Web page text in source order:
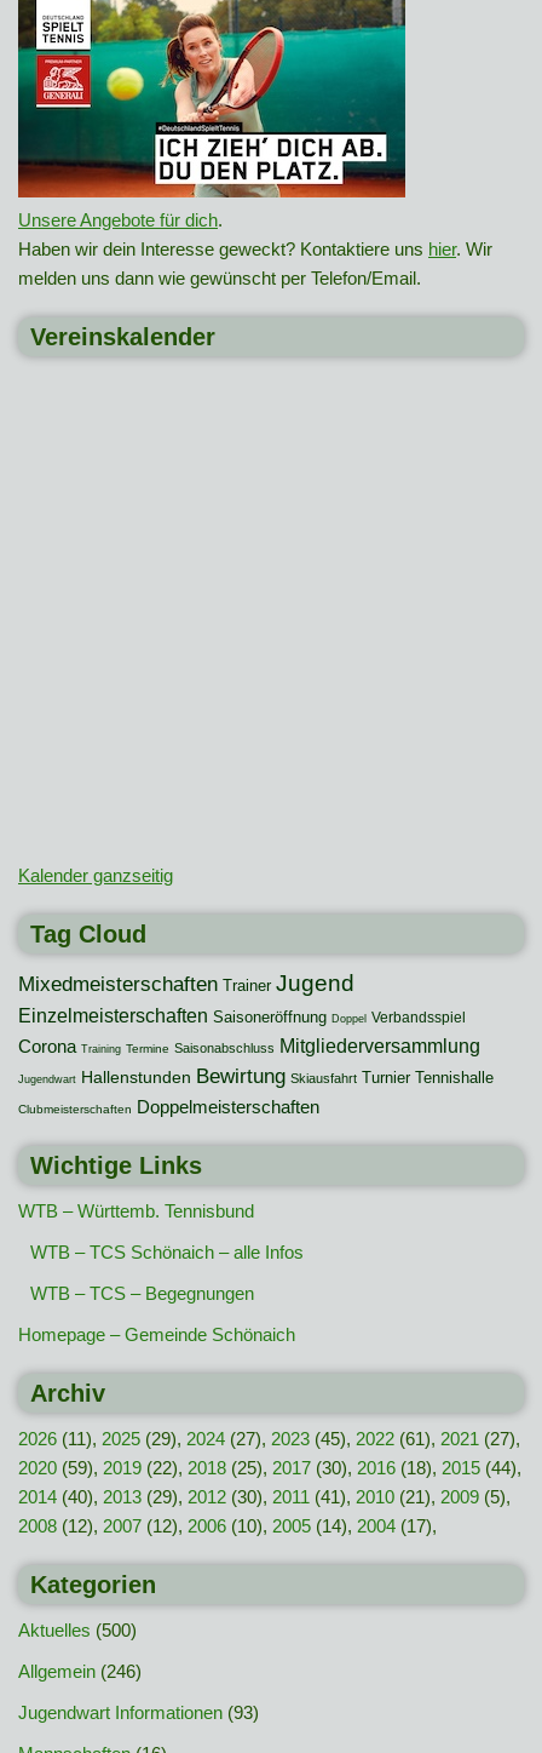
Unsere Angebote für dich.
Haben wir dein Interesse geweckt? Kontaktiere uns hier. Wir
melden uns dann wie gewünscht per Telefon/Email.
Vereinskalender
Kalender ganzseitig
Tag Cloud
Mixedmeisterschaften Trainer Jugend
Einzelmeisterschaften Saisoneröffnung Doppel Verbandsspiel
Corona Training Termine Saisonabschluss Mitgliederversammlung
Jugendwart Hallenstunden Bewirtung Skiausfahrt Turnier Tennishalle
Clubmeisterschaften Doppelmeisterschaften
Wichtige Links
WTB – Württemb. Tennisbund
WTB – TCS Schönaich – alle Infos
WTB – TCS – Begegnungen
Homepage – Gemeinde Schönaich
Archiv
2026 (11), 2025 (29), 2024 (27), 2023 (45), 2022 (61), 2021 (27),
2020 (59), 2019 (22), 2018 (25), 2017 (30), 2016 (18), 2015 (44),
2014 (40), 2013 (29), 2012 (30), 2011 (41), 2010 (21), 2009 (5),
2008 (12), 2007 (12), 2006 (10), 2005 (14), 2004 (17),
Kategorien
Aktuelles (500)
Allgemein (246)
Jugendwart Informationen (93)